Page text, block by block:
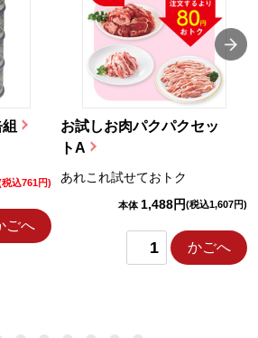
税込761円)
ごへ
お試しお肉パクパクセッ
トA
あれこれ試せておトク
本体 1,488円(税込1,607円)
かごへ